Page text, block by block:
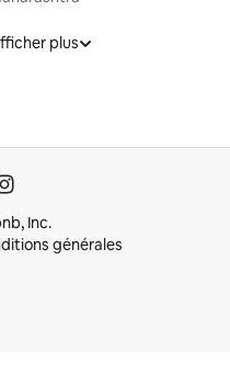
plus
Inc.
générales